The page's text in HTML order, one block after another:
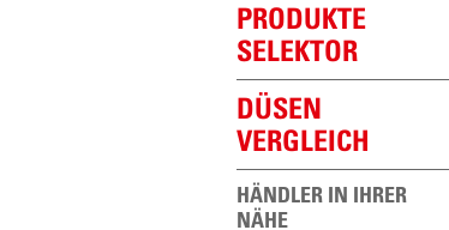
PRODUKTE
SELEKTOR
DÜSEN
VERGLEICH
HÄNDLER IN IHRER
NÄHE